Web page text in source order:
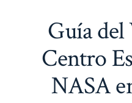
Guía
Centro
NASA